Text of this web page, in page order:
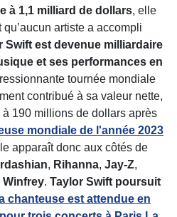
à 1,1 milliard de dollars, elle
artiste a accompli
Swift est devenue milliardaire
et ses performances en
tournée mondiale
contribué à sa valeur nette,
190 millions de dollars après
mondiale de l'année 2023
apparaît donc aux côtés de
, Rihanna, Jay-Z,
Winfrey. Taylor Swift poursuit
chanteuse est attendue en